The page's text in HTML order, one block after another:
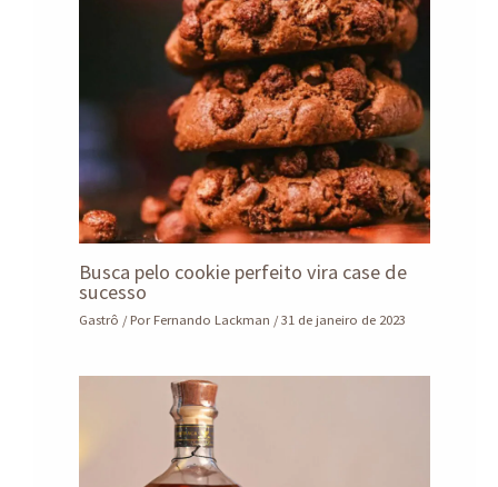
Busca pelo cookie perfeito vira case de
sucesso
Gastrô / PorFernando Lackman /31 de janeiro de 2023